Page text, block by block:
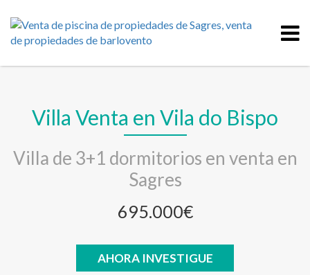
Villa Venta en Vila do Bispo
Villa de 3+1 dormitorios en venta en
Sagres
695.000€
AHORA INVESTIGUE